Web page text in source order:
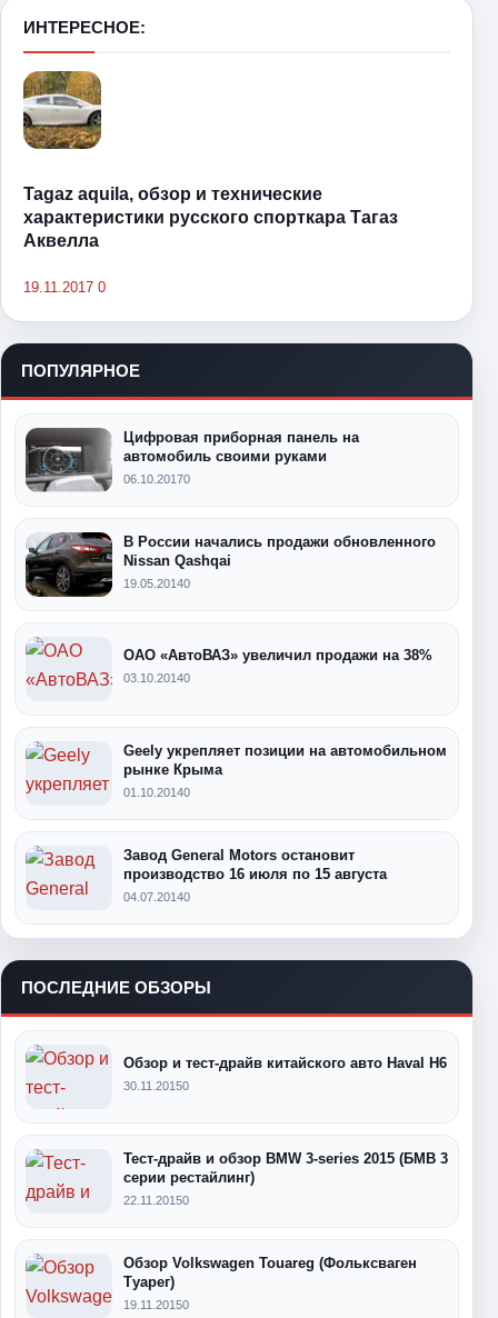
ИНТЕРЕСНОЕ:
Tagaz aquila, обзор и технические
характеристики русского спорткара Тагаз
Аквелла
19.11.2017 0
ПОПУЛЯРНОЕ
Цифровая приборная панель на
автомобиль своими руками
06.10.20170
В России начались продажи обновленного
Nissan Qashqai
19.05.20140
ОАО «АвтоВАЗ» увеличил продажи на 38%
03.10.20140
Geely укрепляет позиции на автомобильном
рынке Крыма
01.10.20140
Завод General Motors остановит
производство 16 июля по 15 августа
04.07.20140
ПОСЛЕДНИЕ ОБЗОРЫ
Обзор и тест-драйв китайского авто Haval H6
30.11.20150
Тест-драйв и обзор BMW 3-series 2015 (БМВ 3
серии рестайлинг)
22.11.20150
Обзор Volkswagen Touareg (Фольксваген
Туарег)
19.11.20150